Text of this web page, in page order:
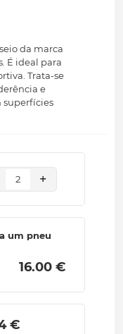
da marca
É ideal para
Trata-se
e
superfícies
2 +
um pneu
16.00 €
€